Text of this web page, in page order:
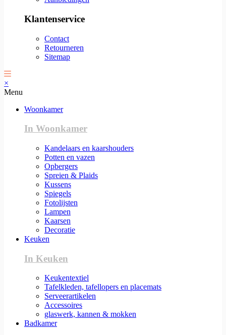
Klantenservice
Contact
Retourneren
Sitemap
×
Menu
Woonkamer
In Woonkamer
Kandelaars en kaarshouders
Potten en vazen
Opbergers
Spreien & Plaids
Kussens
Spiegels
Fotolijsten
Lampen
Kaarsen
Decoratie
Keuken
In Keuken
Keukentextiel
Tafelkleden, tafellopers en placemats
Serveerartikelen
Accessoires
glaswerk, kannen & mokken
Badkamer